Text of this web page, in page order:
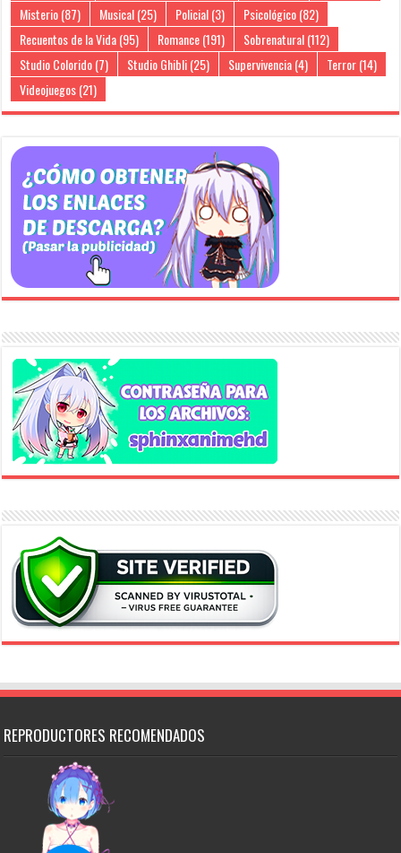
Misterio(87) Musical(25) Policial(3) Psicológico(82)
Recuentos de la Vida(95) Romance(191) Sobrenatural(112)
Studio Colorido(7) Studio Ghibli(25) Supervivencia(4) Terror(14)
Videojuegos(21)
REPRODUCTORES RECOMENDADOS